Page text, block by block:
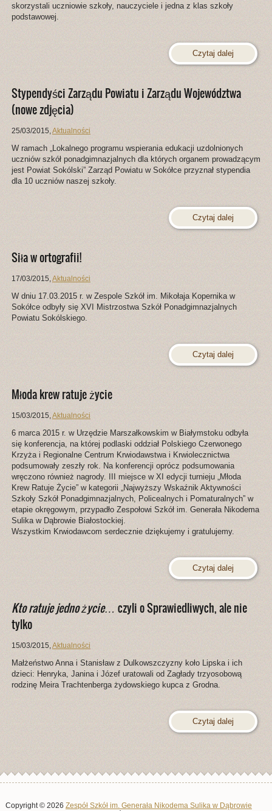
skorzystali uczniowie szkoły, nauczyciele i jedna z klas szkoły
podstawowej.
Czytaj dalej
Stypendyści Zarządu Powiatu i Zarządu Województwa
(nowe zdjęcia)
25/03/2015,Aktualności
W ramach „Lokalnego programu wspierania edukacji uzdolnionych
uczniów szkół ponadgimnazjalnych dla których organem prowadzącym
jest Powiat Sokólski” Zarząd Powiatu w Sokółce przyznał stypendia
dla 10 uczniów naszej szkoły.
Czytaj dalej
Siła w ortografii!
17/03/2015,Aktualności
W dniu 17.03.2015 r. w Zespole Szkół im. Mikołaja Kopernika w
Sokółce odbyły się XVI Mistrzostwa Szkół Ponadgimnazjalnych
Powiatu Sokólskiego.
Czytaj dalej
Młoda krew ratuje życie
15/03/2015,Aktualności
6 marca 2015 r. w Urzędzie Marszałkowskim w Białymstoku odbyła
się konferencja, na której podlaski oddział Polskiego Czerwonego
Krzyża i Regionalne Centrum Krwiodawstwa i Krwiolecznictwa
podsumowały zeszły rok. Na konferencji oprócz podsumowania
wręczono również nagrody. III miejsce w XI edycji turnieju „Młoda
Krew Ratuje Życie” w kategorii „Najwyższy Wskaźnik Aktywności
Szkoły Szkół Ponadgimnazjalnych, Policealnych i Pomaturalnych” w
etapie okręgowym, przypadło Zespołowi Szkół im. Generała Nikodema
Sulika w Dąbrowie Białostockiej.
Wszystkim Krwiodawcom serdecznie dziękujemy i gratulujemy.
Czytaj dalej
Kto ratuje jedno życie… czyli o Sprawiedliwych, ale nie
tylko
15/03/2015,Aktualności
Małżeństwo Anna i Stanisław z Dulkowszczyzny koło Lipska i ich
dzieci: Henryka, Janina i Józef uratowali od Zagłady trzyosobową
rodzinę Meira Trachtenberga żydowskiego kupca z Grodna.
Czytaj dalej
Copyright © 2026 Zespół Szkół im. Generała Nikodema Sulika w Dąbrowie